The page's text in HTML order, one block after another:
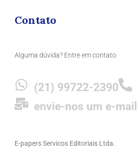
Contato
Alguma dúvida? Entre em contato:
(21) 99722-2390
envie-nos um e-mail
E-papers Servicos Editoriais Ltda.